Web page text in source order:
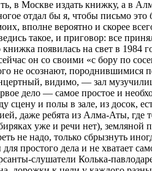
в Москве издать книжку, а в
отдал бы я, чтобы письмо
вполне вероятно и скорее
такое, и приговор: все
появилась на свет в 1984
он со своими «с бору по
не осознают,
видимо, — зал
дело — самое простое и
сцену и полы в зале, из досок,
даже ребята из Алма-Аты, где
уже и речи нет), земляной
не надо, только сбрызнуть
простого дела и не хватает
слушатели Колька-